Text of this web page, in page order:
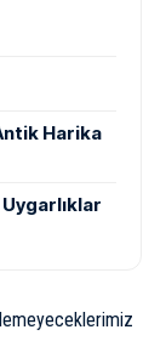
Harika